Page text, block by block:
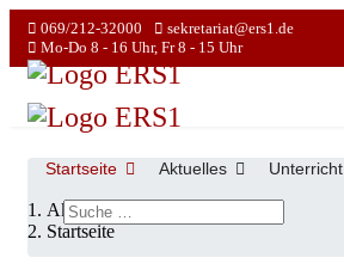
069/212-32000
sekretariat@ers1.de
Mo-Do 8 - 16 Uhr, Fr 8 - 15 Uhr
Startseite Aktuelles Unterricht
Suchen
Aktuelle Seite:
Startseite